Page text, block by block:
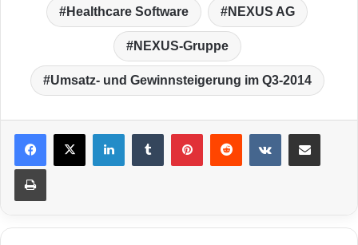
Healthcare Software NEXUS AG
NEXUS-Gruppe
Umsatz- und Gewinnsteigerung im Q3-2014
LinkedIn VKontakte
Drucken